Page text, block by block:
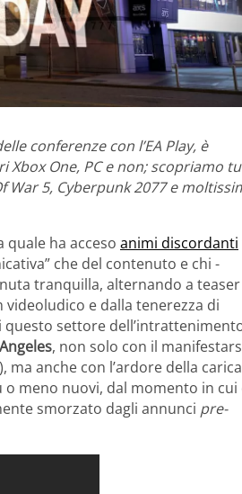
conferenze con l’EA Play, è
One, PC e non; scopriamo
War 5, Cyberpunk 2077 e
quale ha acceso animi discordanti
che del contenuto e chi -
tranquilla, alternando a teaser
e dalla tenerezza di
questo settore
, non solo con il
ma anche con l’ardore della carica
o meno nuovi, dal momento in cui
smorzato dagli annunci pre-